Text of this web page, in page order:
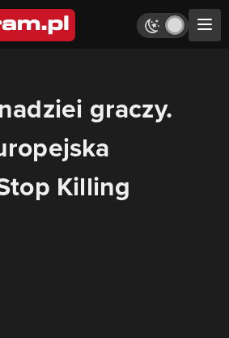
graczy.
Killing